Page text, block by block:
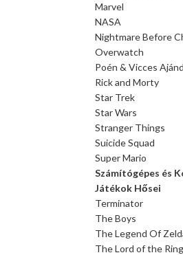
Marvel
NASA
Nightmare Before
Overwatch
Poén & Vicces
Rick and Morty
Star Trek
Star Wars
Stranger Things
Suicide Squad
Super Mario
Számítógépes és
Játékok Hősei
Terminator
The Boys
The Legend Of
The Lord of the